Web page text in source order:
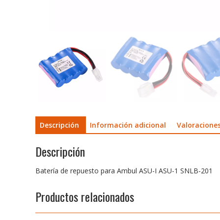
Descripción Información adicional
Descripción
Batería de repuesto para Ambul ASU-I ASU-1 SNLB-201
Productos relacionados